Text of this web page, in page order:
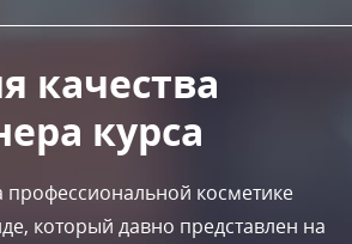
качества
курса
профессиональной косметике
который давно представлен на